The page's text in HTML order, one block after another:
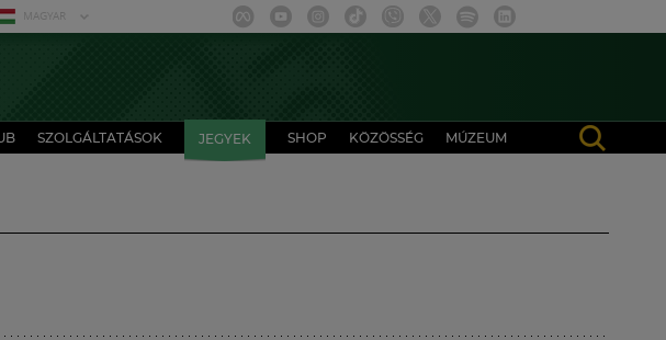
MAGYAR
SZOLGÁLTATÁSOK JEGYEK SHOP KÖZÖSSÉG MÚZEUM